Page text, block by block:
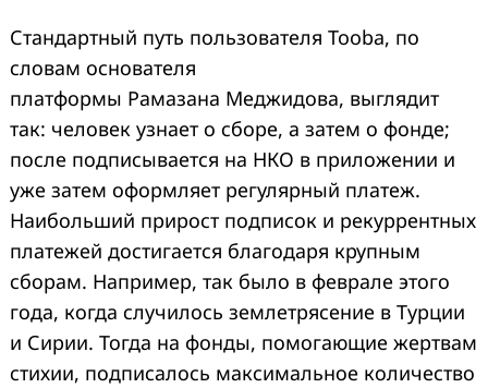
Стандартный путь пользователя Tooba, по
словам основателя
платформы Рамазана Меджидова, выглядит
так: человек узнает о сборе, а затем о фонде;
после подписывается на НКО в приложении и
уже затем оформляет регулярный платеж.
Наибольший прирост подписок и рекуррентных
платежей достигается благодаря крупным
сборам. Например, так было в феврале этого
года, когда случилось землетрясение в Турции
и Сирии. Тогда на фонды, помогающие жертвам
стихии, подписалось максимальное количество